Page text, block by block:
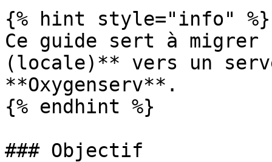
{% hint style="info" %}
Ce guide sert à migrer
(locale)** vers un
**Oxygenserv**.
{% endhint %}
### Objectif